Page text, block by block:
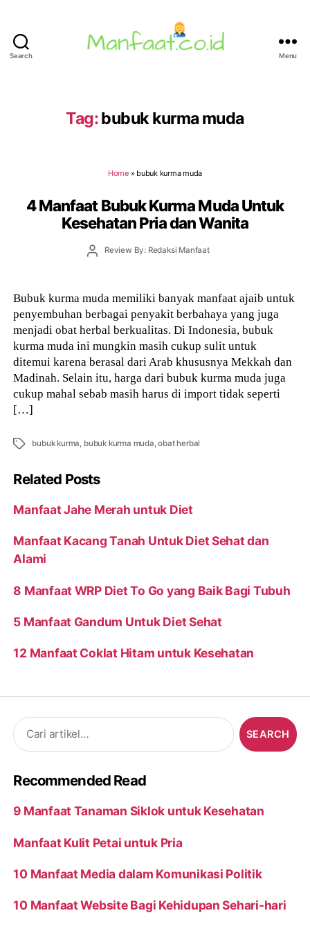
Search Menu
Tag:bubuk kurma muda
Home» bubuk kurma muda
4 Manfaat Bubuk Kurma Muda Untuk
Kesehatan Pria dan Wanita
PostReview By: Redaksi Manfaat
Bubuk kurma muda memiliki banyak manfaat ajaib untuk
penyembuhan berbagai penyakit berbahaya yang juga
menjadi obat herbal berkualitas. Di Indonesia, bubuk
kurma muda ini mungkin masih cukup sulit untuk
ditemui karena berasal dari Arab khususnya Mekkah dan
Madinah. Selain itu, harga dari bubuk kurma muda juga
cukup mahal sebab masih harus di import tidak seperti
[…]
Tags bubuk kurma, bubuk kurma muda,obat herbal
Related Posts
Manfaat Jahe Merah untuk Diet
Manfaat Kacang Tanah Untuk Diet Sehat dan
Alami
8 Manfaat WRP Diet To Go yang Baik Bagi Tubuh
5 Manfaat Gandum Untuk Diet Sehat
12 Manfaat Coklat Hitam untuk Kesehatan
Search
for:
Recommended Read
9 Manfaat Tanaman Siklok untuk Kesehatan
Manfaat Kulit Petai untuk Pria
10 Manfaat Media dalam Komunikasi Politik
10 Manfaat Website Bagi Kehidupan Sehari-hari